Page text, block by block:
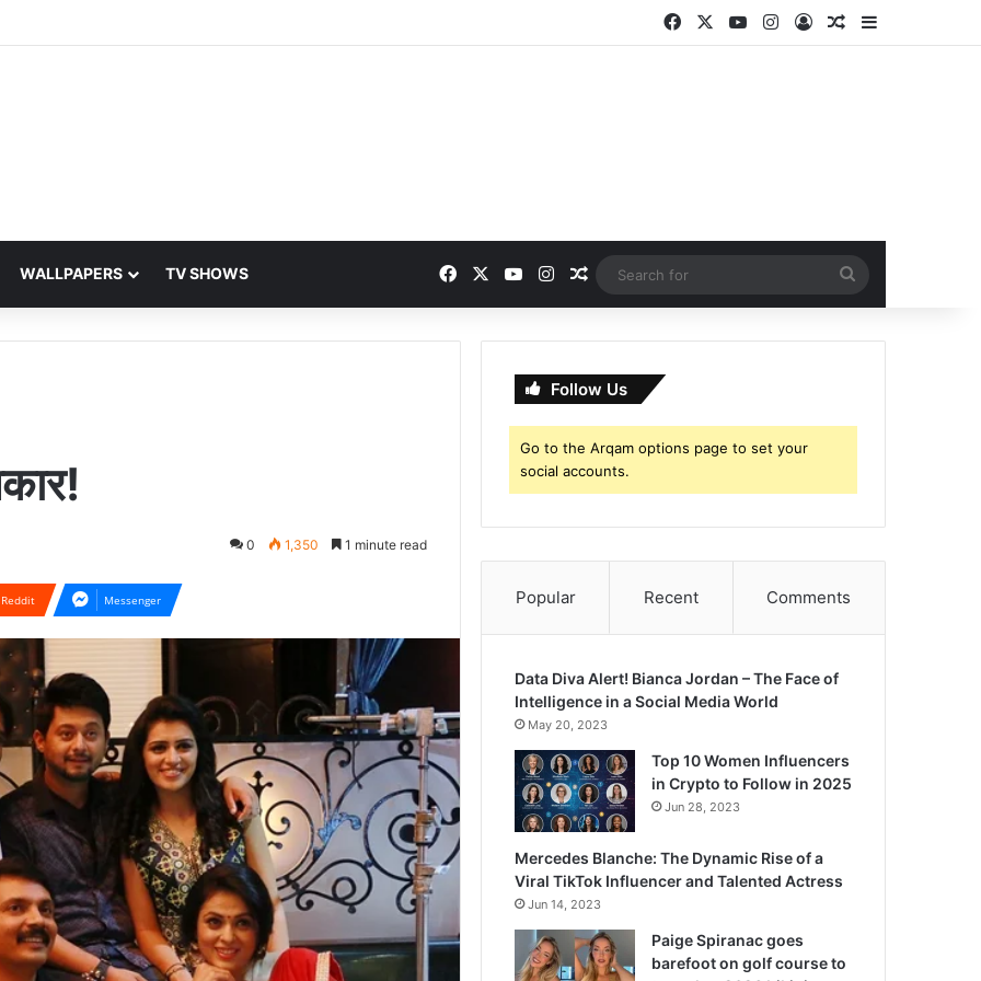
Facebook YouTubeInstagram
Log InRandom Article
WALLPAPERS TV SHOWS Facebook YouTubeInstagramRandom Article
for
0 1,350 1 minute read
Reddit Messenger
Follow Us
Go to the Arqam options page to set your
social accounts.
Popular Recent Comments
Data Diva Alert! Bianca Jordan – The Face of
Intelligence in a Social Media World
May 20, 2023
Top 10 Women Influencers
in Crypto to Follow in 2025
Jun 28, 2023
Mercedes Blanche: The Dynamic Rise of a
Viral TikTok Influencer and Talented Actress
Jun 14, 2023
Paige Spiranac goes
barefoot on golf course to